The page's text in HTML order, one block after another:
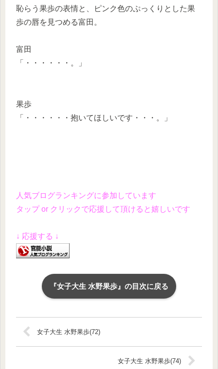
恥らう果歩の表情と、ピンク色のぷっくりとした果
歩の唇を見つめる富田。
富田
「・・・・・・。」
果歩
「・・・・・・抱いてほしいです・・・。」
人気ブログランキングに参加しています
タップ or クリックで応援して頂けると嬉しいです
↓ 応援する ↓
『女子大生 水野果歩』の目次に戻る
女子大生 水野果歩(72)
女子大生 水野果歩(74)